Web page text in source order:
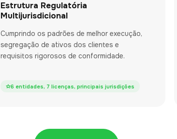
Estrutura Regulatória
Multijurisdicional
Cumprindo os padrões de melhor execução,
segregação de ativos dos clientes e
requisitos rigorosos de conformidade.
6 entidades, 7 licenças, principais jurisdições